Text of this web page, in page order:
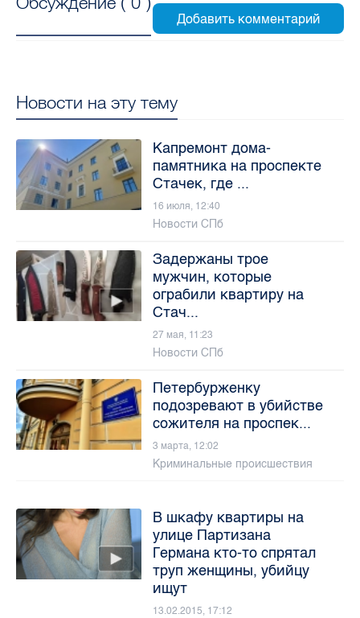
Новости на эту тему
Капремонт дома-
памятника на проспекте
Стачек, где ...
16 июля, 12:40
Новости СПб
Задержаны трое
мужчин, которые
ограбили квартиру на
Стач...
27 мая, 11:23
Новости СПб
Петербурженку
подозревают в убийстве
сожителя на проспек...
3 марта, 12:02
Криминальные происшествия
В шкафу квартиры на
улице Партизана
Германа кто-то спрятал
труп женщины, убийцу
ищут
13.02.2015, 17:12